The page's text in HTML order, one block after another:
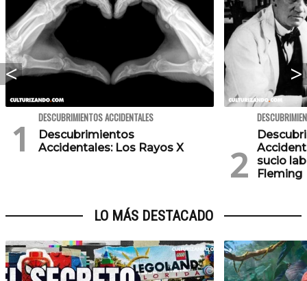
DESCUBRIMIENTOS ACCIDENTALES
Descubrimientos
Accidentales: Los Rayos X
sucio
Fleming
LO MÁS DESTACADO